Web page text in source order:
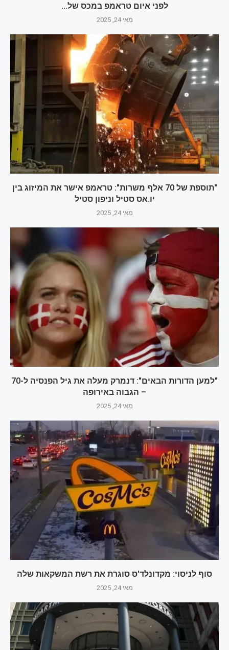
לפני איום טראמפ במכס של...
מאי 24, 2025
"תוספת של 70 אלף משרות": טראמפ אישר את המיזוג בין
יו.אס סטיל וניפון סטיל
מאי 24, 2025
"למען הדורות הבאים": דנמרק מעלה את גיל הפנסיה ל-70
– הגבוה באירופה
מאי 24, 2025
סוף לניסוי: מקדונלד'ס סוגרת את רשת המשקאות שלה
מאי 24, 2025